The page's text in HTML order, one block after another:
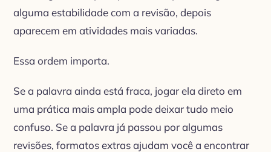
alguma estabilidade com a revisão, depois
aparecem em atividades mais variadas.
Essa ordem importa.
Se a palavra ainda está fraca, jogar ela direto em
uma prática mais ampla pode deixar tudo meio
confuso. Se a palavra já passou por algumas
revisões, formatos extras ajudam você a encontrar